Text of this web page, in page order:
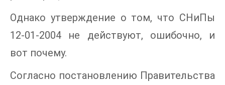
Однако утверждение о том, что СНиПы
12-01-2004 не действуют, ошибочно, и
вот почему.
Согласно постановлению Правительства